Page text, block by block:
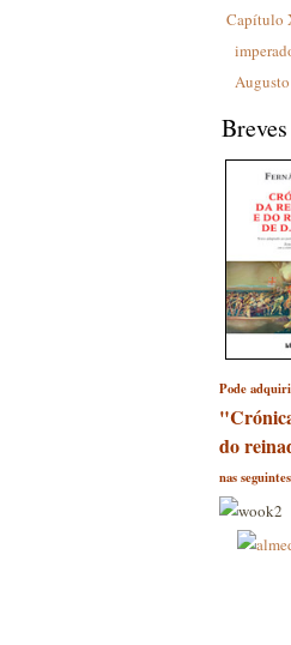
Capítulo
Augusto
Breves
Pode
do
nas